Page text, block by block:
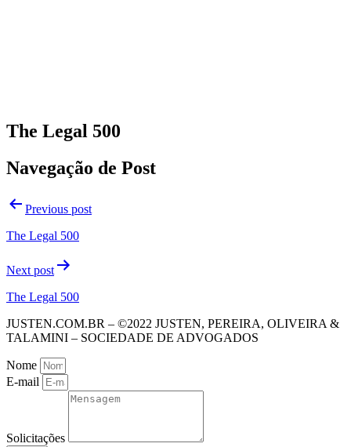
The Legal 500
Navegação de Post
Previous post
The Legal 500
Next post
The Legal 500
JUSTEN.COM.BR – ©2022 JUSTEN, PEREIRA, OLIVEIRA &
TALAMINI – SOCIEDADE DE ADVOGADOS
Nome
E-mail
Solicitações